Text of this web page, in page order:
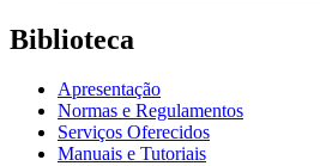
Biblioteca
Apresentação
Normas e Regulamentos
Serviços Oferecidos
Manuais e Tutoriais